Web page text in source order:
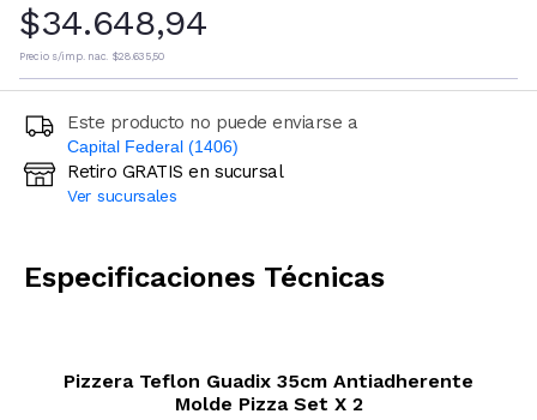
$34.648,94
Precio s/imp. nac. $28.635,50
Este producto no puede enviarse a
Capital Federal (1406)
Ingresá código postal (sólo números)
Retiro GRATIS en sucursal
Ver sucursales
Especificaciones Técnicas
Pizzera Teflon Guadix 35cm Antiadherente
Molde Pizza Set X 2